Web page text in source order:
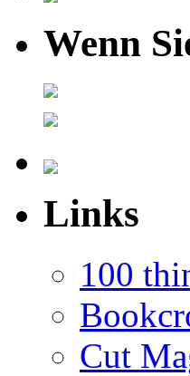
Wenn
Links
100
Cut